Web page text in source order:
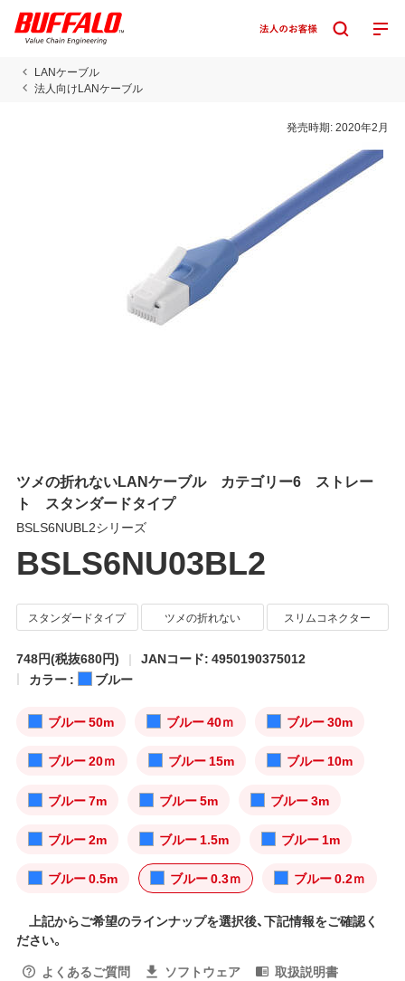
LANケーブル
法人向けLANケーブル
発売時期:2020年2月
ツメの折れないLANケーブル カテゴリー6 ストレー
ト スタンダードタイプ
BSLS6NUBL2シリーズ
BSLS6NU03BL2
スタンダードタイプ ツメの折れない スリムコネクター
748円(税抜680円)
JANコード: 4950190375012
カラー :
ブルー
ブルー 50m ブルー 40ｍ ブルー 30m
ブルー 20ｍ ブルー 15m ブルー 10m
ブルー 7m ブルー 5m ブルー 3m
ブルー 2m ブルー 1.5m ブルー 1m
ブルー 0.5m ブルー 0.3ｍ ブルー 0.2ｍ
上記からご希望のラインナップを選択後、下記情報をご確認く
ださい。
よくあるご質問
ソフトウェア
取扱説明書